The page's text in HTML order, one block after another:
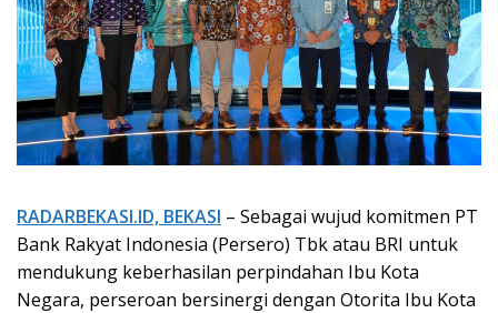
RADARBEKASI.ID, BEKASI – Sebagai wujud komitmen PT
Bank Rakyat Indonesia (Persero) Tbk atau BRI untuk
mendukung keberhasilan perpindahan Ibu Kota
Negara, perseroan bersinergi dengan Otorita Ibu Kota